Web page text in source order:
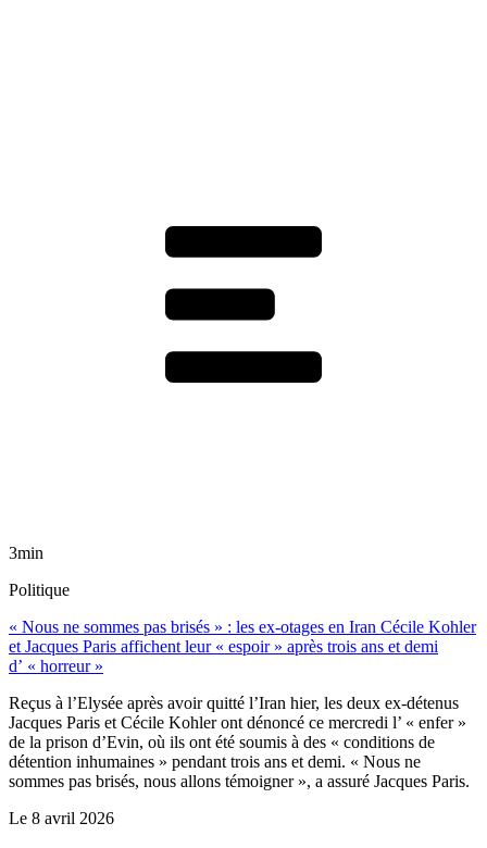
3min
Politique
« Nous ne sommes pas brisés » : les ex-otages en Iran Cécile Kohler
et Jacques Paris affichent leur « espoir » après trois ans et demi
d’ « horreur »
Reçus à l’Elysée après avoir quitté l’Iran hier, les deux ex-détenus
Jacques Paris et Cécile Kohler ont dénoncé ce mercredi l’ « enfer »
de la prison d’Evin, où ils ont été soumis à des « conditions de
détention inhumaines » pendant trois ans et demi. « Nous ne
sommes pas brisés, nous allons témoigner », a assuré Jacques Paris.
Le 8 avril 2026